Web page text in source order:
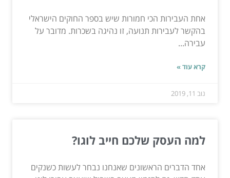
אחת העבירות הכי חמורות שיש בספר החוקים הישראלי
בהקשר לעבירות תנועה, זו נהיגה בשכרות. מדובר על
עבירה...
קרא עוד »
נוב 11, 2019
למה העסק שלכם חייב לוגו?
אחד הדברים הראשונים שאנחנו נבחר לעשות כשנקים